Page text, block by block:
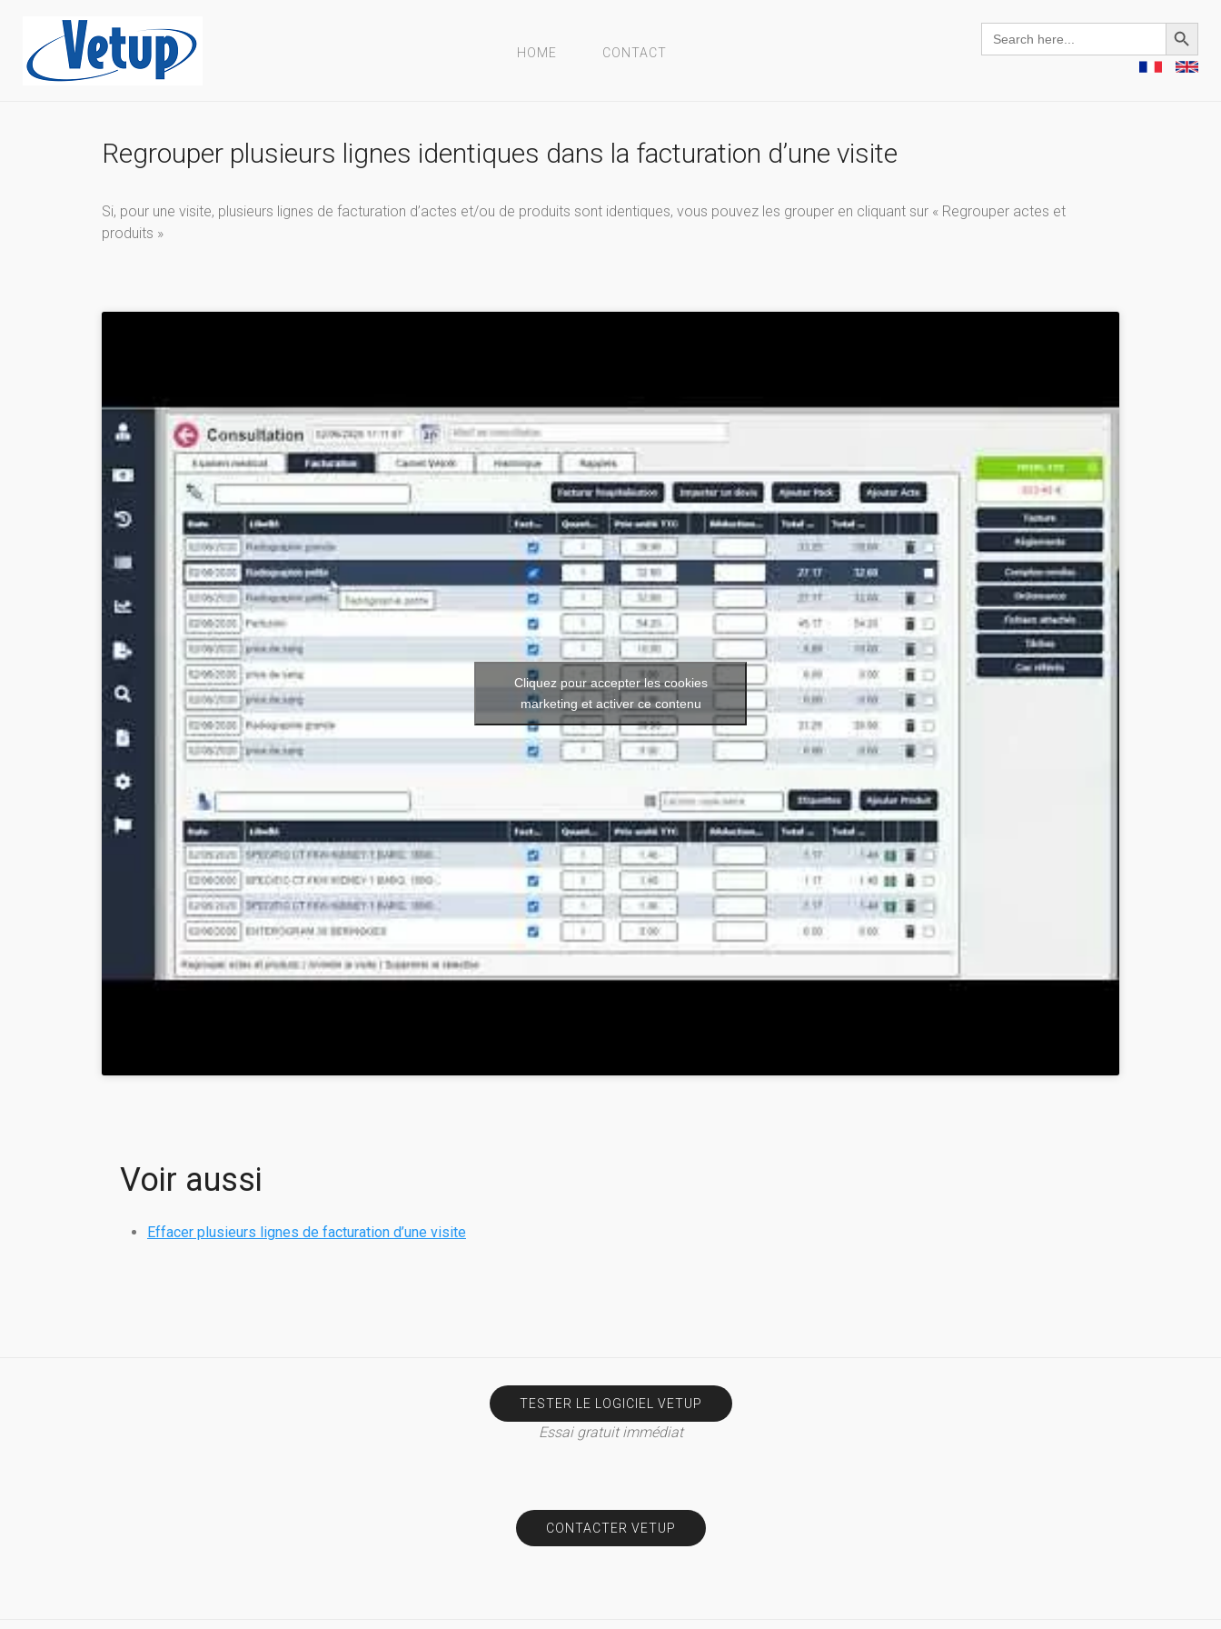
HOME CONTACT
Search
for:
Search Button
Regrouper plusieurs lignes identiques dans la facturation d’une visite
Si, pour une visite, plusieurs lignes de facturation d’actes et/ou de produits sont identiques, vous pouvez les grouper en cliquant sur « Regrouper actes et
produits »
Cliquez pour accepter les cookies
marketing et activer ce contenu
Voir aussi
Effacer plusieurs lignes de facturation d’une visite
TESTER LE LOGICIEL VETUP
Essai gratuit immédiat
CONTACTER VETUP